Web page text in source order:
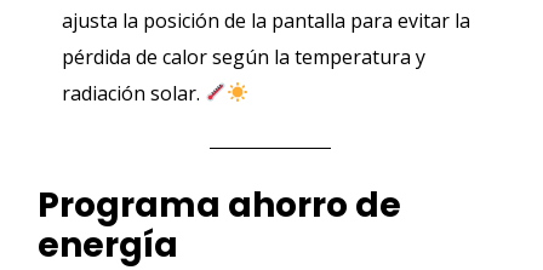
ajusta la posición de la pantalla para evitar la
pérdida de calor según la temperatura y
radiación solar.
Programa ahorro de
energía